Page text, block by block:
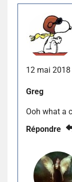
12 mai
Greg
Ooh what a
Répondre